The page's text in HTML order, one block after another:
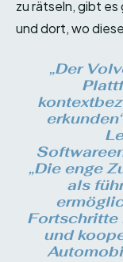
zu rätseln, gibt es
und dort, wo
„Der
„Die enge
als
Fortschritte
und